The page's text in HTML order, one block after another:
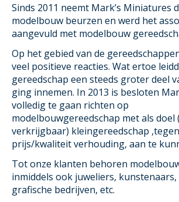
Sinds 2011 neemt Mark’s Miniatures
modelbouw beurzen en werd het
aangevuld met modelbouw
Op het gebied van de
veel positieve reacties. Wat ertoe
gereedschap een steeds groter deel
ging innemen. In 2013 is besloten
volledig te gaan richten op
modelbouwgereedschap met als doel
verkrijgbaar) kleingereedschap
prijs/kwaliteit verhouding, aan te
Tot onze klanten behoren
inmiddels ook juweliers,
grafische bedrijven, etc.